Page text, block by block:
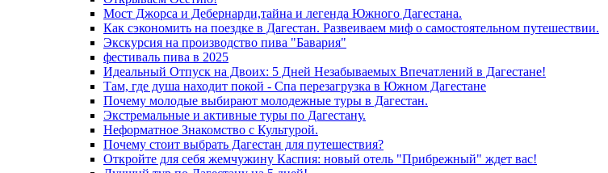
Мост Джорса и Дебернарди,тайна и легенда Южного Дагестана.
Как сэкономить на поездке в Дагестан. Развеиваем миф о самостоятельном путешествии.
Экскурсия на производство пива "Бавария"
фестиваль пива в 2025
Идеальный Отпуск на Двоих: 5 Дней Незабываемых Впечатлений в Дагестане!
Там, где душа находит покой - Спа перезагрузка в Южном Дагестане
Почему молодые выбирают молодежные туры в Дагестан.
Экстремальные и активные туры по Дагестану.
Неформатное Знакомство с Культурой.
Почему стоит выбрать Дагестан для путешествия?
Откройте для себя жемчужину Каспия: новый отель "Прибрежный" ждет вас!